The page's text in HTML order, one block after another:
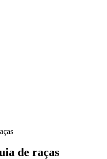
de raças